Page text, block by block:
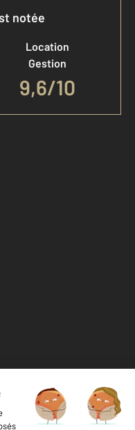
notée
Location
Gestion
9,6/10
d'honoraires